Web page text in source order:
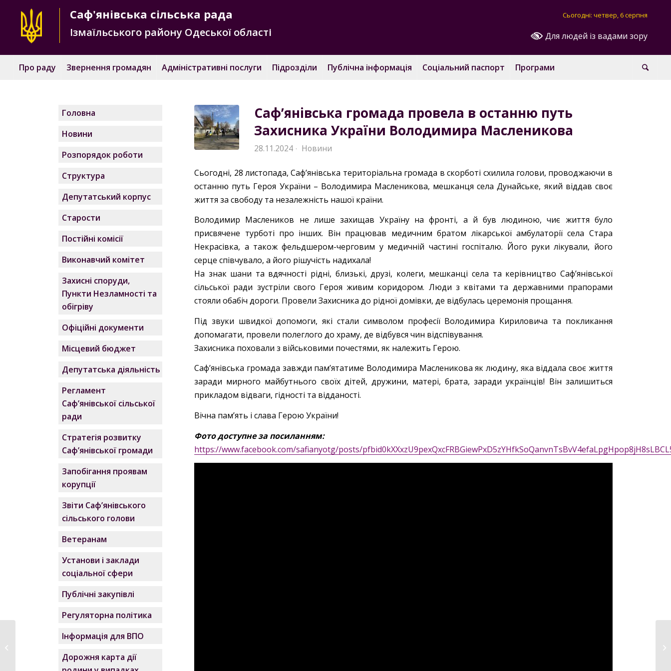
Для людей із вадами зору
Сьогодні: четвер, 6 серпня
Саф'янівська сільська рада
Ізмаїльського району Одеської області
Про раду Звернення громадян Адміністративні послуги Підрозділи Публічна інформація Соціальний паспорт Програми
Саф’янівська громада провела в останню путь
Захисника України Володимира Масленикова
28.11.2024 · Новини
Сьогодні, 28 листопада, Саф’янівська територіальна громада в скорботі схилила голови, проводжаючи в
останню путь Героя України – Володимира Масленикова, мешканця села Дунайське, який віддав своє
життя за свободу та незалежність нашої країни.
Володимир Маслеников не лише захищав Україну на фронті, а й був людиною, чиє життя було
присвячене турботі про інших. Він працював медичним братом лікарської амбулаторії села Стара
Некрасівка, а також фельдшером-черговим у медичній частині госпіталю. Його руки лікували, його
серце співчувало, а його рішучість надихала!
На знак шани та вдячності рідні, близькі, друзі, колеги, мешканці села та керівництво Саф’янівської
сільської ради зустріли свого Героя живим коридором. Люди з квітами та державними прапорами
стояли обабіч дороги. Провели Захисника до рідної домівки, де відбулась церемонія прощання.
Під звуки швидкої допомоги, які стали символом професії Володимира Кириловича та покликання
допомагати, провели полеглого до храму, де відбувся чин відспівування.
Захисника поховали з військовими почестями, як належить Герою.
Саф’янівська громада завжди пам’ятатиме Володимира Масленикова як людину, яка віддала своє життя
заради мирного майбутнього своїх дітей, дружини, матері, брата, заради українців! Він залишиться
прикладом відваги, гідності та відданості.
Вічна пам’ять і слава Герою України!
Фото доступне за посиланням:
https://www.facebook.com/safianyotg/posts/
Головна
Новини
Розпорядок роботи
Структура
Депутатський корпус
Старости
Постійні комісії
Виконавчий комітет
Захисні споруди,
Пункти Незламності та
обігріву
Офіційні документи
Місцевий бюджет
Депутатська діяльність
Регламент
Саф’янівської сільської
ради
Стратегія розвитку
Саф’янівської громади
Запобігання проявам
корупції
Звіти Саф’янівського
сільського голови
Ветеранам
Установи і заклади
соціальної сфери
Публічні закупівлі
Регуляторна політика
Інформація для ВПО
Дорожня карта дії
В Саф’янівській